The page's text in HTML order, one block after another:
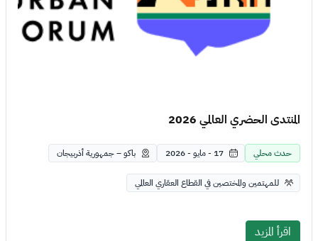
المنتدى الحضري العالمي 2026
حدث محلي 17 - مايو - 2026 باكو – جمهورية أذربيجان
للمهتمين والمختصين في القطاع العقاري العالمي
اقرأ المزيد